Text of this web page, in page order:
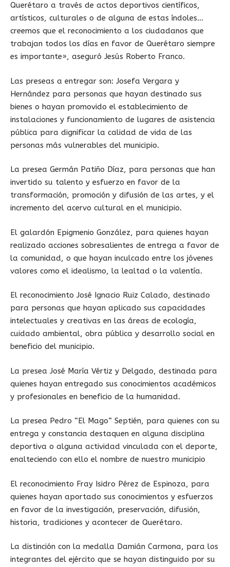
Querétaro a través de actos deportivos científicos,
artísticos, culturales o de alguna de estas índoles…
creemos que el reconocimiento a los ciudadanos que
trabajan todos los días en favor de Querétaro siempre
es importante», aseguró Jesús Roberto Franco.
Las preseas a entregar son: Josefa Vergara y
Hernández para personas que hayan destinado sus
bienes o hayan promovido el establecimiento de
instalaciones y funcionamiento de lugares de asistencia
pública para dignificar la calidad de vida de las
personas más vulnerables del municipio.
La presea Germán Patiño Díaz, para personas que han
invertido su talento y esfuerzo en favor de la
transformación, promoción y difusión de las artes, y el
incremento del acervo cultural en el municipio.
El galardón Epigmenio González, para quienes hayan
realizado acciones sobresalientes de entrega a favor de
la comunidad, o que hayan inculcado entre los jóvenes
valores como el idealismo, la lealtad o la valentía.
El reconocimiento José Ignacio Ruiz Calado, destinado
para personas que hayan aplicado sus capacidades
intelectuales y creativas en las áreas de ecología,
cuidado ambiental, obra pública y desarrollo social en
beneficio del municipio.
La presea José María Vértiz y Delgado, destinada para
quienes hayan entregado sus conocimientos académicos
y profesionales en beneficio de la humanidad.
La presea Pedro “El Mago” Septién, para quienes con su
entrega y constancia destaquen en alguna disciplina
deportiva o alguna actividad vinculada con el deporte,
enalteciendo con ello el nombre de nuestro municipio
El reconocimiento Fray Isidro Pérez de Espinoza, para
quienes hayan aportado sus conocimientos y esfuerzos
en favor de la investigación, preservación, difusión,
historia, tradiciones y acontecer de Querétaro.
La distinción con la medalla Damián Carmona, para los
integrantes del ejército que se hayan distinguido por su